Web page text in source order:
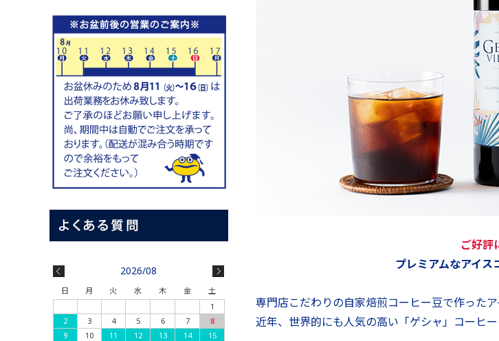
ご好評
プレミアムなアイス
専門店こだわりの自家焙煎コーヒー豆で作った
近年、世界的にも人気の高い「ゲシャ」コーヒ
2026/08
日 月 火 水 木 金
土
1
2
3 4 5 6 7
8
9
10 11 12 13 14
15